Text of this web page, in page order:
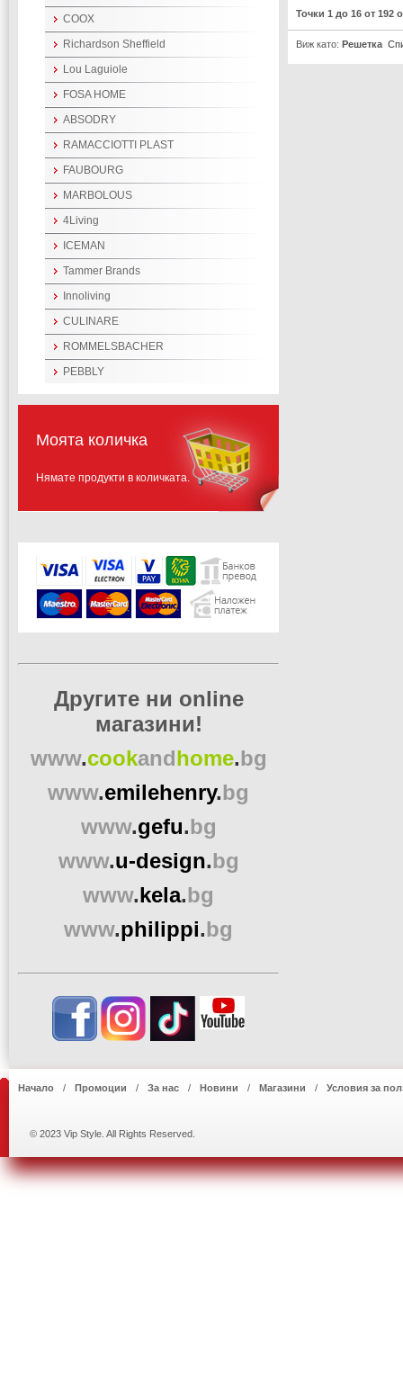
/ САЩ
Точки 1 до 16 от 192
Виж като: Решетка
COOX
Richardson Sheffield
Lou Laguiole
FOSA HOME
ABSODRY
RAMACCIOTTI PLAST
FAUBOURG
MARBOLOUS
4Living
ICEMAN
Tammer Brands
Innoliving
CULINARE
ROMMELSBACHER
PEBBLY
Моята количка
Нямате продукти в количката.
Другите ни online
магазини!
www.cookandhome.bg
www.emilehenry.bg
www.gefu.bg
www.u-design.bg
www.kela.bg
www.philippi.bg
Начало Промоции За нас Новини Магазини Условия за
© 2023 Vip Style. All Rights Reserved.